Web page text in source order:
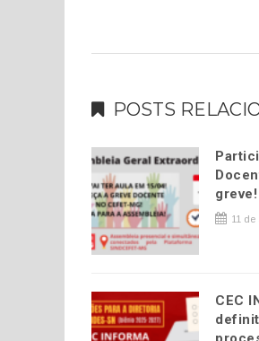
POSTS
greve!
11 de
CEC